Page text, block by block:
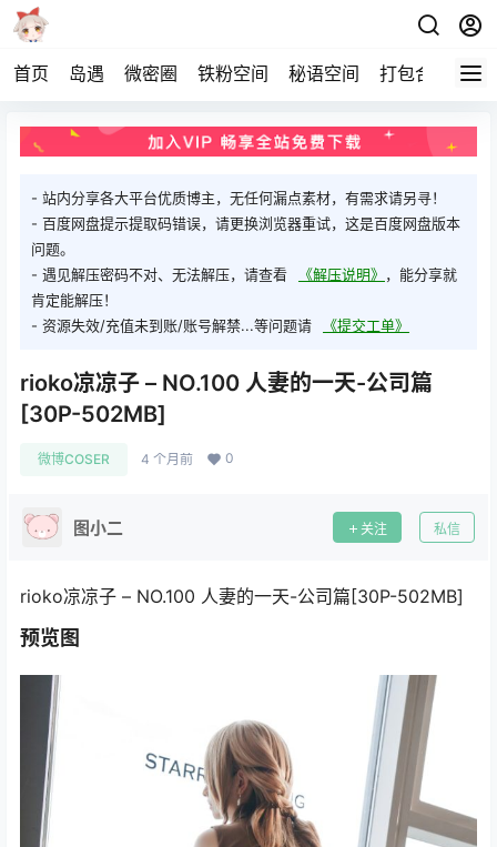
首页 岛遇 微密圈 铁粉空间 秘语空间 打包合集 关
- 站内分享各大平台优质博主，无任何漏点素材，有需求请另寻！
- 百度网盘提示提取码错误，请更换浏览器重试，这是百度网盘版本
问题。
- 遇见解压密码不对、无法解压，请查看
《解压说明》 ，能分享就
肯定能解压！
- 资源失效/充值未到账/账号解禁...等问题请
《提交工单》
rioko凉凉子 – NO.100 人妻的一天-公司篇
[30P-502MB]
微博COSER 4 个月前 0
图小二 关注 私信
rioko凉凉子 – NO.100 人妻的一天-公司篇[30P-502MB]
预览图